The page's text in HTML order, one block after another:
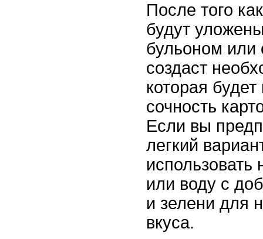
После того
будут
бульоном или
создаст
которая
сочность
Если вы
легкий
или воду с
и зелени для
вкуса.